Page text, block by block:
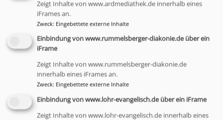
ökumenischer Zusammenarbeit und über den
Horizont der Konfessionen hinaus.
www.kurseelsorge-bad-brueckenau.de
Zeigt Inhalte von www.ardmediathek.de innerhalb eines
iFrames an.
Zweck: Eingebettete externe Inhalte
Einbindung von www.rummelsberger-diakonie.de über ein
iFrame
Zeigt Inhalte von www.rummelsberger-diakonie.de
innerhalb eines iFrames an.
Zweck: Eingebettete externe Inhalte
Einbindung von www.lohr-evangelisch.de über ein iFrame
Zeigt Inhalte von www.lohr-evangelisch.de innerhalb eines